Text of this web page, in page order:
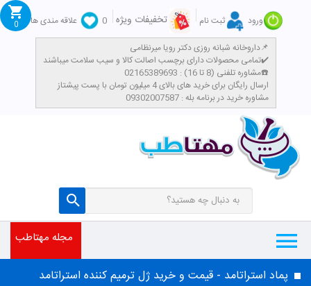
ورود ثبت نام تخفیفات ویژه 0
علاقه مندی ها
داروخانه شبانه روزی دکتر رویا میرنظامی📌
تمامی محصولات دارای برچسب اصالت کالا و سیب سلامت میباشند✔️
مشاوره تلفنی (8 تا 16) : 02165389693☎️
​ارسال رایگان برای خرید های بالای 4 میلیون تومان با پست پیشتاز
مشاوره خرید در برنامه بله : 09302007587
0
مجله مهتاطب
پماد استراتامد - قیمت و خرید ژل ترمیم کننده استراتامد